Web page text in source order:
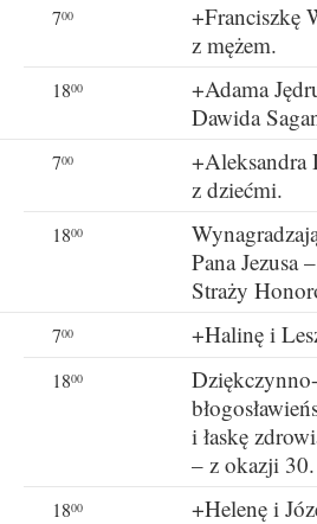
700
+Franciszkę
z mężem.
1800
+Adama
Dawida
700
z dziećmi.
1800
Pana Jezusa
Straży
700 +Halinę i
1800
i łaskę
– z okazji
1800 +Helenę i